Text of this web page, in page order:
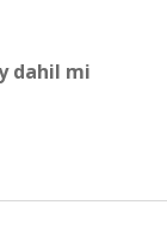
dahil mi